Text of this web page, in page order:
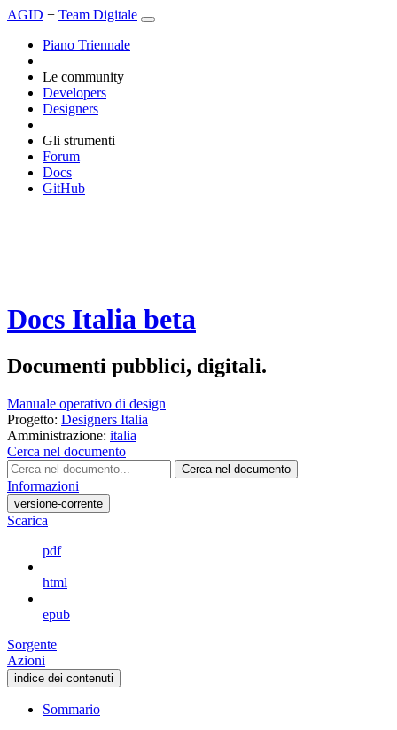
AGID + Team Digitale
Piano Triennale
Le community
Developers
Designers
Gli strumenti
Forum
Docs
GitHub
Docs Italia beta
Documenti pubblici, digitali.
Manuale operativo di design
Progetto: Designers Italia
Amministrazione: italia
Cerca nel documento
Cerca nel documento
Informazioni
versione-corrente
Scarica
pdf
html
epub
Sorgente
Azioni
indice dei contenuti
Sommario